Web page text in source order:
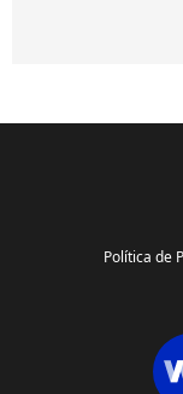
Política de